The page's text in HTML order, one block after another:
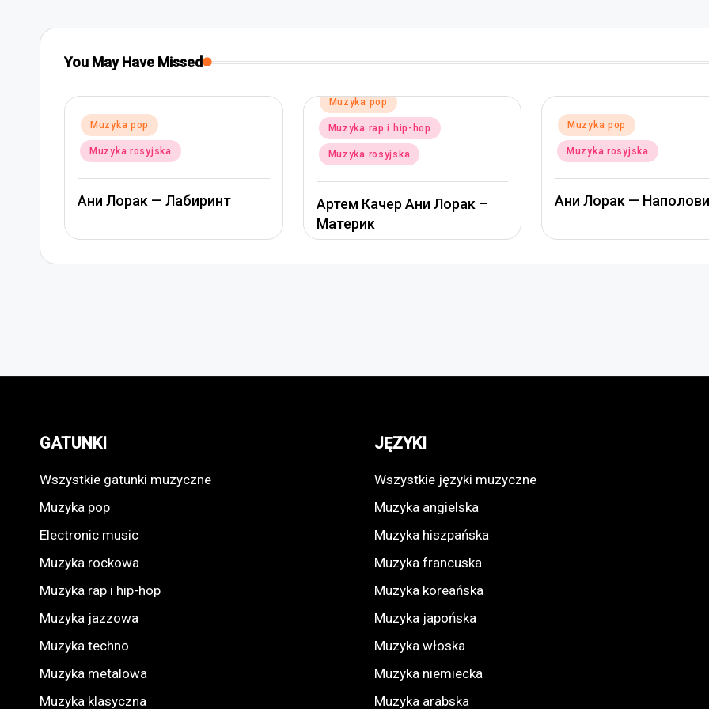
You May Have Missed
Posted
in
Muzyka rap i hip-hop
Muzyka rosyjska
Артем Качер Ани Лорак –
Posted
in
Muzyka pop
Muzyka rosyjska
Ани Лорак — Наполовину
Posted
in
Muzyka pop
Muzyka rosyjska
Пообещай
GATUNKI
Wszystkie gatunki muzyczne
Muzyka pop
Electronic music
Muzyka rockowa
Muzyka rap i hip-hop
Muzyka jazzowa
Muzyka techno
Muzyka metalowa
Muzyka klasyczna
JĘZYKI
Wszystkie języki muzyczne
Muzyka angielska
Muzyka hiszpańska
Muzyka francuska
Muzyka koreańska
Muzyka japońska
Muzyka włoska
Muzyka niemiecka
Muzyka arabska